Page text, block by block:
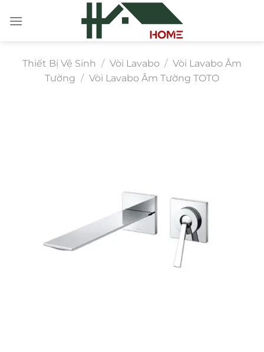
đến
Thiết Bị Vệ Sinh / Vòi Lavabo / Vòi Lavabo Âm
Tường / Vòi Lavabo Âm Tường TOTO